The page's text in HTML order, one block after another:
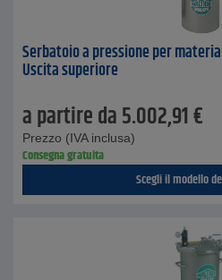
Serbatoio a pressione per
Uscita superiore
a partire da5.002,91€
Prezzo (IVA inclusa)
Consegna gratuita
Scegli il modello